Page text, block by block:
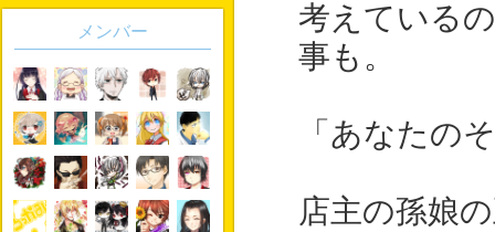
考えている
事も。
「あなたの
店主の孫娘
メンバー